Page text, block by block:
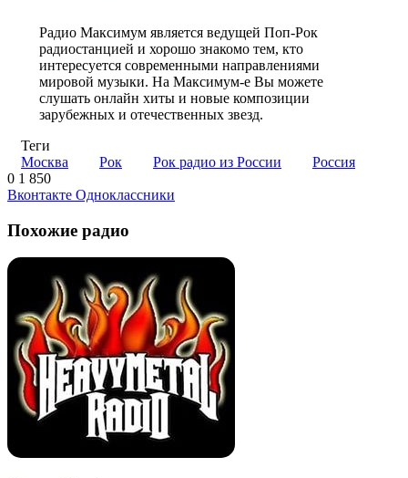
Радио Максимум является ведущей Поп-Рок
радиостанцией и хорошо знакомо тем, кто
интересуется современными направлениями
мировой музыки. На Максимум-е Вы можете
слушать онлайн хиты и новые композиции
зарубежных и отечественных звезд.
Теги
Москва
Рок Рок радио из России
Россия
0 1 850
Вконтакте Одноклассники
Похожие радио